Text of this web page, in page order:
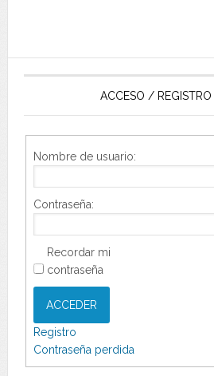
ACCESO /
Nombre de usuario:
Contraseña:
Recordar mi
contraseña
ACCEDER
Registro
Contraseña perdida